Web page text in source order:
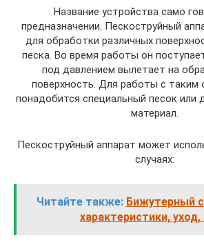
Название устройства само
предназначении. Пескоструйный
для обработки различных
песка. Во время работы он
под давлением вылетает на
поверхность. Для работы с таким
понадобится специальный песок или
материал.
Пескоструйный аппарат может
случаях:
Читайте также: Бижутерный
характеристики,